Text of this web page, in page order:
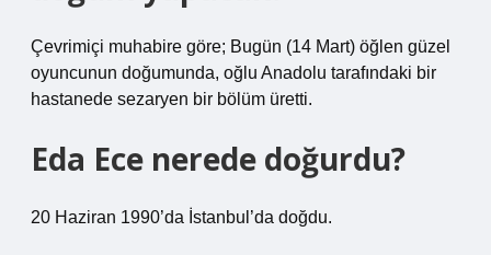
Çevrimiçi muhabire göre; Bugün (14 Mart) öğlen güzel
oyuncunun doğumunda, oğlu Anadolu tarafındaki bir
hastanede sezaryen bir bölüm üretti.
Eda Ece nerede doğurdu?
20 Haziran 1990’da İstanbul’da doğdu.